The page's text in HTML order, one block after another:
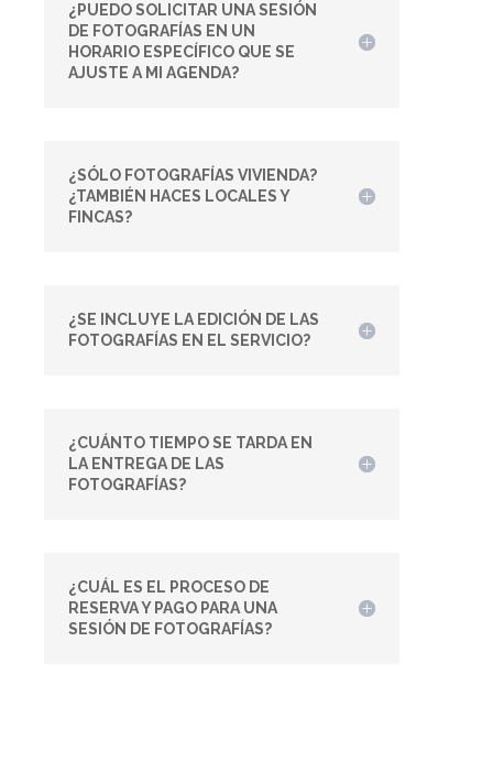
¿PUEDO SOLICITAR UNA SESIÓN
DE FOTOGRAFÍAS EN UN
HORARIO ESPECÍFICO QUE SE
AJUSTE A MI AGENDA?
¿SÓLO FOTOGRAFÍAS VIVIENDA?
¿TAMBIÉN HACES LOCALES Y
FINCAS?
¿SE INCLUYE LA EDICIÓN DE LAS
FOTOGRAFÍAS EN EL SERVICIO?
¿CUÁNTO TIEMPO SE TARDA EN
LA ENTREGA DE LAS
FOTOGRAFÍAS?
¿CUÁL ES EL PROCESO DE
RESERVA Y PAGO PARA UNA
SESIÓN DE FOTOGRAFÍAS?